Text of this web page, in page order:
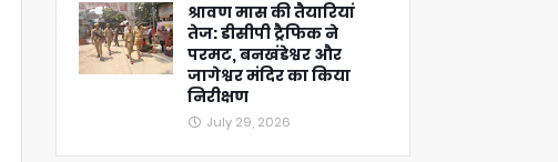
श्रावण मास की तैयारियां
तेज: डीसीपी ट्रैफिक ने
परमट, बनखंडेश्वर और
जागेश्वर मंदिर का किया
निरीक्षण
July 29, 2026